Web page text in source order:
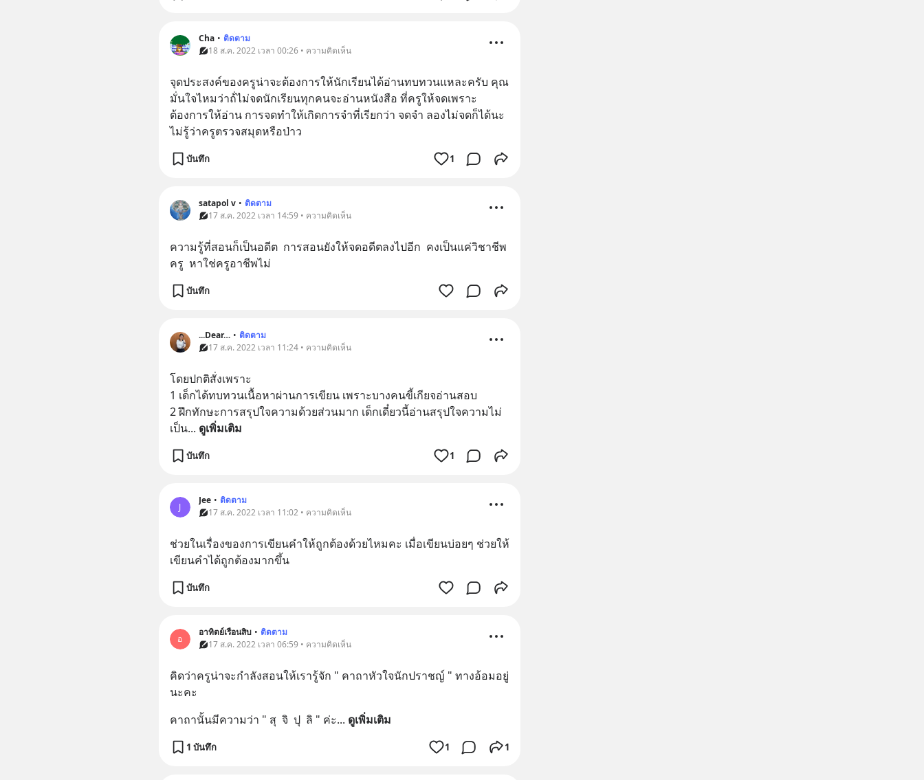
Cha • ติดตาม
18 ส.ค. 2022 เวลา 00:26 • ความคิดเห็น
จุดประสงค์ของครูน่าจะต้องการให้นักเรียนได้อ่านทบทวนแหละครับ คุณ
มั่นใจไหมว่าถ้่ไม่จดนักเรียนทุกคนจะอ่านหนังสือ ที่ครูให้จดเพราะ
ต้องการให้อ่าน การจดทำให้เกิดการจำที่เรียกว่า จดจำ ลองไม่จดก็ได้นะ
ไม่รู้ว่าครูตรวจสมุดหรือป่าว
บันทึก 1
satapol​ v • ติดตาม
17 ส.ค. 2022 เวลา 14:59 • ความคิดเห็น
ความรู้ที่สอนก็เป็นอดีต​  การสอนยังให้จดอดีตลงไปอีก​  คงเป็นแค่วิชาชีพ
ครู  หาใช่ครูอาชีพไม่​
บันทึก
...Dear… • ติดตาม
17 ส.ค. 2022 เวลา 11:24 • ความคิดเห็น
โดยปกติสั่งเพราะ
1 เด็กได้ทบทวนเนื้อหาผ่านการเขียน เพราะบางคนขี้เกียจอ่านสอบ
2 ฝึกทักษะการสรุปใจความด้วยส่วนมาก เด็กเดี๋ยวนี้อ่านสรุปใจความไม่
เป็น... ดูเพิ่มเติม
บันทึก 1
J
Jee • ติดตาม
17 ส.ค. 2022 เวลา 11:02 • ความคิดเห็น
ช่วยในเรื่องของการเขียนคำให้ถูกต้องด้วยไหมคะ เมื่อเขียนบ่อยๆ ช่วยให้
เขียนคำได้ถูกต้องมากขึ้น
บันทึก
อ
อาทิตย์เรือนสิบ • ติดตาม
17 ส.ค. 2022 เวลา 06:59 • ความคิดเห็น
คิดว่าครูน่าจะกำลังสอนให้เรารู้จัก " คาถาหัวใจนักปราชญ์ " ทางอ้อมอยู่
นะคะ
คาถานั้นมีความว่า " สุ  จิ  ปุ  ลิ " ค่ะ... ดูเพิ่มเติม
1 บันทึก 1 1